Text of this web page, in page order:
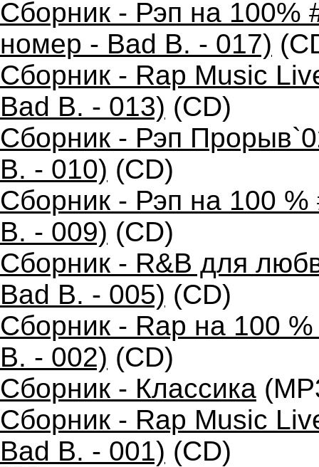
Сборник - Рэп на 100%
номер - Bad B. - 017)
Сборник - Rap Music
Bad B. - 013) (CD)
Сборник - Рэп
B. - 010) (CD)
Сборник - Рэп на 100
B. - 009) (CD)
Сборник - R&B для
Bad B. - 005) (CD)
Сборник - Rap на 100
B. - 002) (CD)
Сборник - Классика
Сборник - Rap Music
Bad B. - 001) (CD)